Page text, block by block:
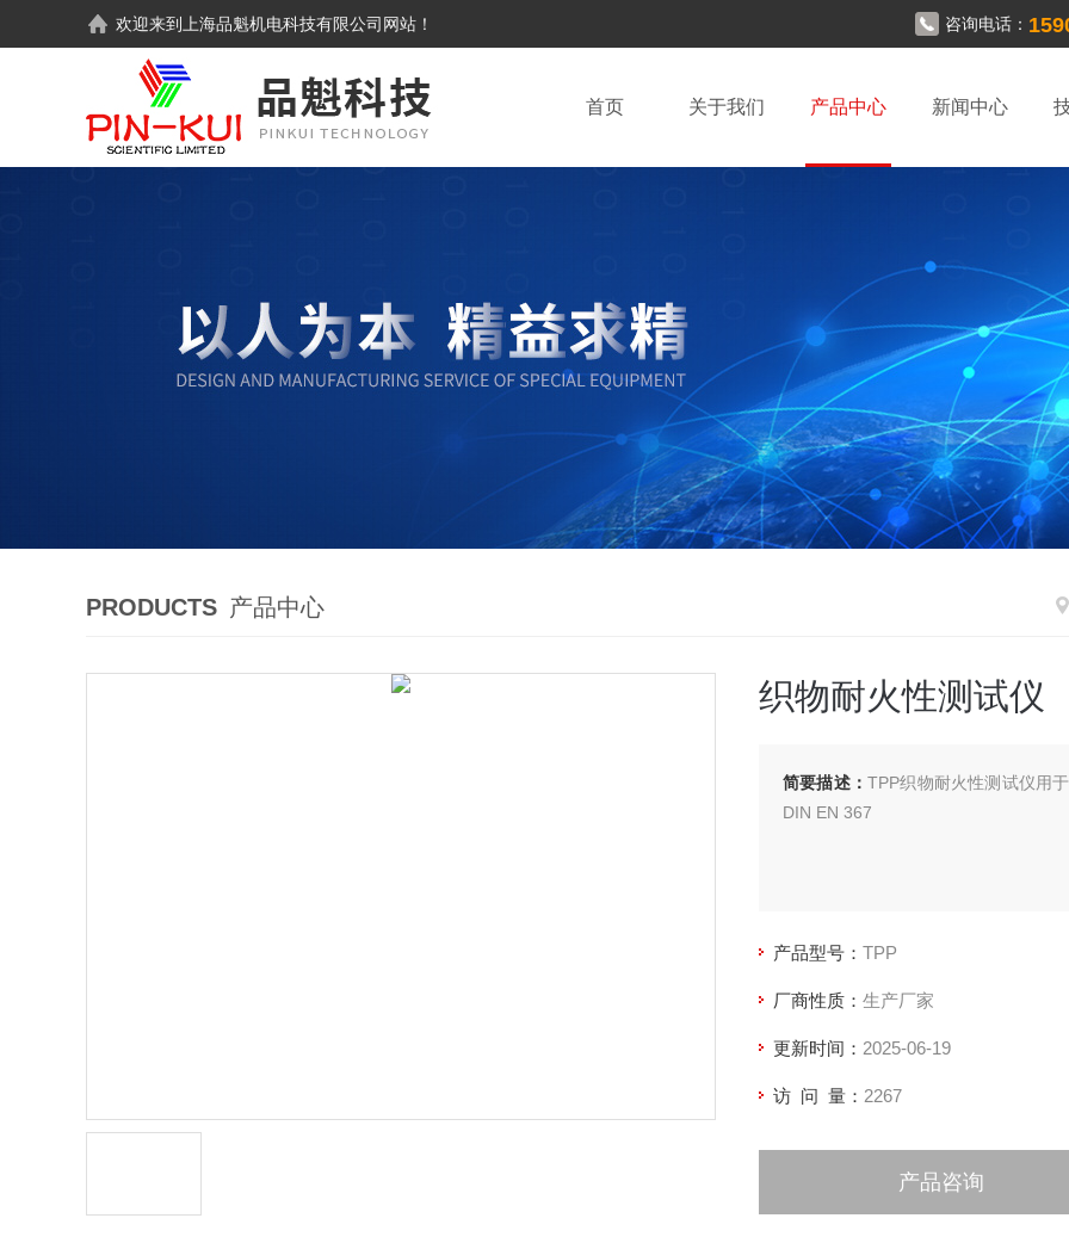
欢迎来到 上海品魁机电科技有限公司 网站！ 咨询电话：
首页 关于我们 产品中心 新闻中心
PRODUCTS 产品中心
织物耐火性测试仪
简要描述：TPP织物耐火性测试仪用
DIN EN 367
产品型号： TPP
厂商性质： 生产厂家
更新时间： 2025-06-19
访 问 量： 2267
产品咨询